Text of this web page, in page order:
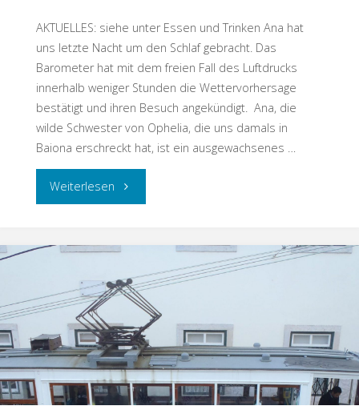
AKTUELLES: siehe unter Essen und Trinken Ana hat
uns letzte Nacht um den Schlaf gebracht. Das
Barometer hat mit dem freien Fall des Luftdrucks
innerhalb weniger Stunden die Wettervorhersage
bestätigt und ihren Besuch angekündigt. Ana, die
wilde Schwester von Ophelia, die uns damals in
Baiona erschreckt hat, ist ein ausgewachsenes …
Weiterlesen